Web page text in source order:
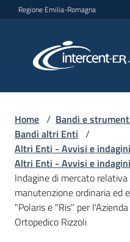
Vai al contenuto
Vai alla navigazione
Vai al footer
Regione Emilia-Romagna
per lo
L'Agenzia
Bandi
Home / Bandi e
Bandi altri Enti /
Altri Enti - Avvisi e
Altri Enti - Avvisi e
Indagine di mercato
manutenzione ordinaria ed
"Polaris e "Ris" per
Ortopedico Rizzoli